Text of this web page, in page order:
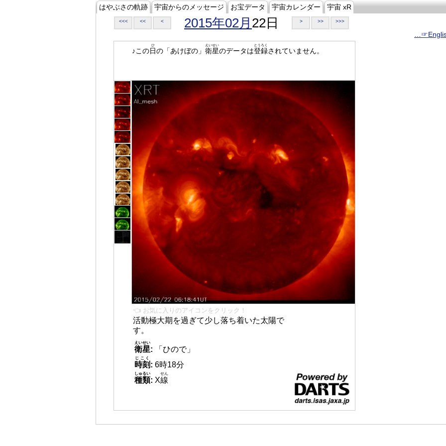
はやぶさの軌跡 宇宙からのメッセージ お宝データ 宇宙カレンダー 宇宙 xR
<<< << < 2015年02月 22日 > >> >>>
♪この日
ひ
の「あけぼの」 衛星
えいせい
のデータは登録
とうろく
されていません。
👈 お気に入りのアイコンをクリック！
活動極大期を過ぎて少し落ち着いた太陽で
す。
衛星
えいせい
:
「ひので」
時刻
じこく
: 6時18分
種類
しゅるい
: X線
せん